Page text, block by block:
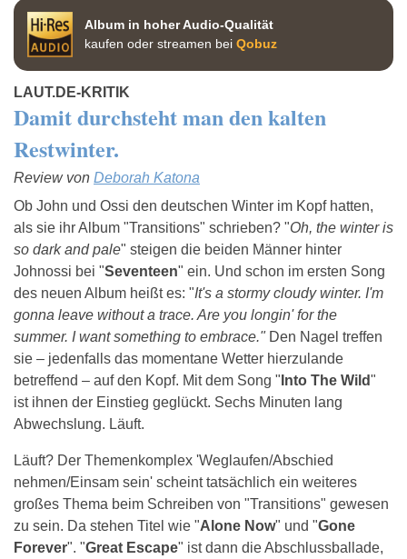
Album in hoher Audio-Qualität
kaufen oder streamen bei Qobuz
LAUT.DE-KRITIK
Damit durchsteht man den kalten
Restwinter.
Review von Deborah Katona
Ob John und Ossi den deutschen Winter im Kopf hatten,
als sie ihr Album "Transitions" schrieben? "Oh, the winter is
so dark and pale" steigen die beiden Männer hinter
Johnossi bei "Seventeen" ein. Und schon im ersten Song
des neuen Album heißt es: "It's a stormy cloudy winter. I'm
gonna leave without a trace. Are you longin' for the
summer. I want something to embrace."Den Nagel treffen
sie – jedenfalls das momentane Wetter hierzulande
betreffend – auf den Kopf. Mit dem Song " Into The Wild"
ist ihnen der Einstieg geglückt. Sechs Minuten lang
Abwechslung. Läuft.
Läuft? Der Themenkomplex 'Weglaufen/Abschied
nehmen/Einsam sein' scheint tatsächlich ein weiteres
großes Thema beim Schreiben von "Transitions" gewesen
zu sein. Da stehen Titel wie "Alone Now" und "Gone
Forever". "Great Escape" ist dann die Abschlussballade,